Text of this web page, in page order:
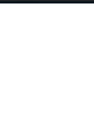
Via